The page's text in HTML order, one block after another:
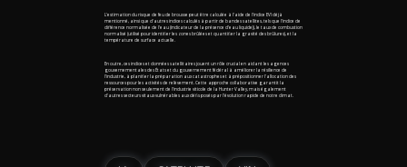
L'estimation du risque de feu de brousse peut être calculée à l'aide de l'indice EVI déjà
mentionné, ainsi que d'autres indices calculés à partir de bandes satellites, tels que l'indice de
différence normalisée de l'eau (indicateur de la présence d'eau liquide)), le taux de combustion
normalisé (utilisé pour identifier les zones brûlées et quantifier la gravité des brûlures), et la
température de surface actuelle.
En outre, ces indices et données satellitaires jouent un rôle crucial en aidant les agences
gouvernementales des États et du gouvernement fédéral à améliorer la résilience de
l'industrie, à planifier la préparation aux catastrophes et à prépositionner l'allocation des
ressources pour les activités de relèvement. Cette approche collaborative garantit la
préservation non seulement de l'industrie viticole de la Hunter Valley, mais également
d'autres secteurs vitaux vulnérables aux défis posés par l'évolution rapide de notre climat.